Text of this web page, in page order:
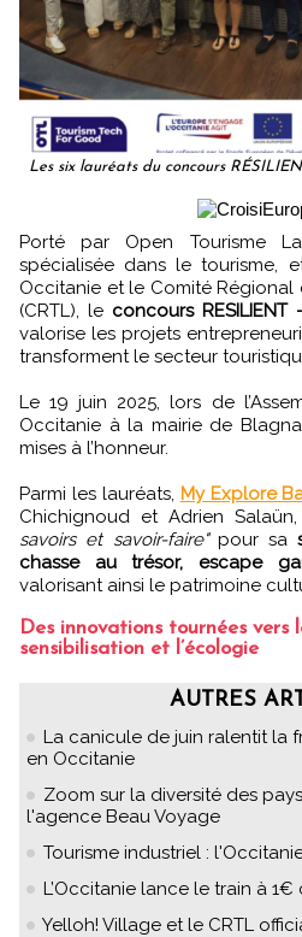
Les six lauréats du concours
Porté par Open Tourisme Lab, agence d’innovation
spécialisée dans le tourisme,
Occitanie et le Comité Régional
(CRTL), le concours
valorise les projets
transforment le secteur
Le 19 juin 2025, lors de
Occitanie à la mairie de
mises à l’honneur.
Parmi les lauréats, My Explore
Chichignoud et Adrien
savoirs et savoir-faire"pour sa
chasse au trésor, escape
valorisant ainsi le patrimoine
Des innovations tournées vers
sensibilisation et l’écologie
AUTRES
La canicule de juin ralentit la
en Occitanie
Zoom sur la diversité des
l'agence Beau Voyage
Tourisme industriel :
L’Occitanie lance le train à 1€
Yelloh! Village et le CRTL